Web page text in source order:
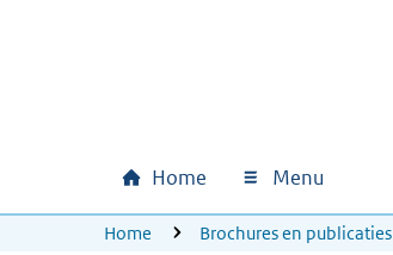
Hoofdnavigatie
Home Menu
U bevindt zich hier:
Home Brochures en publicaties